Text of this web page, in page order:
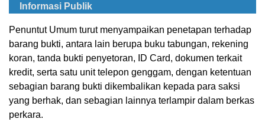
Informasi Publik
Penuntut Umum turut menyampaikan penetapan terhadap
barang bukti, antara lain berupa buku tabungan, rekening
koran, tanda bukti penyetoran, ID Card, dokumen terkait
kredit, serta satu unit telepon genggam, dengan ketentuan
sebagian barang bukti dikembalikan kepada para saksi
yang berhak, dan sebagian lainnya terlampir dalam berkas
perkara.